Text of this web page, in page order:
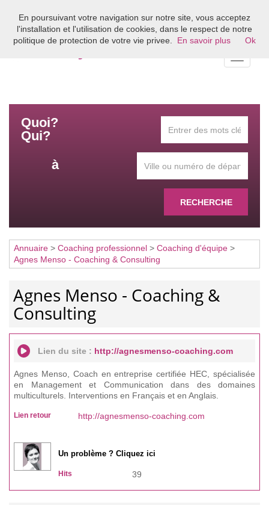
Bienvenue sur l'annuaire du coaching en France
Quoi?
Qui?
à
RECHERCHE
Annuaire > Coaching professionnel > Coaching d'équipe >
Agnes Menso - Coaching & Consulting
Agnes Menso - Coaching &
Consulting
Lien du site : http://agnesmenso-coaching.com
Agnes Menso, Coach en entreprise certifiée HEC, spécialisée
en Management et Communication dans des domaines
multiculturels. Interventions en Français et en Anglais.
Lien retour http://agnesmenso-coaching.com
Un problème ? Cliquez ici
Hits 39
En poursuivant votre navigation sur notre site, vous acceptez
l'installation et l'utilisation de cookies, dans le respect de notre
politique de protection de votre vie privee.
En savoir plus Ok